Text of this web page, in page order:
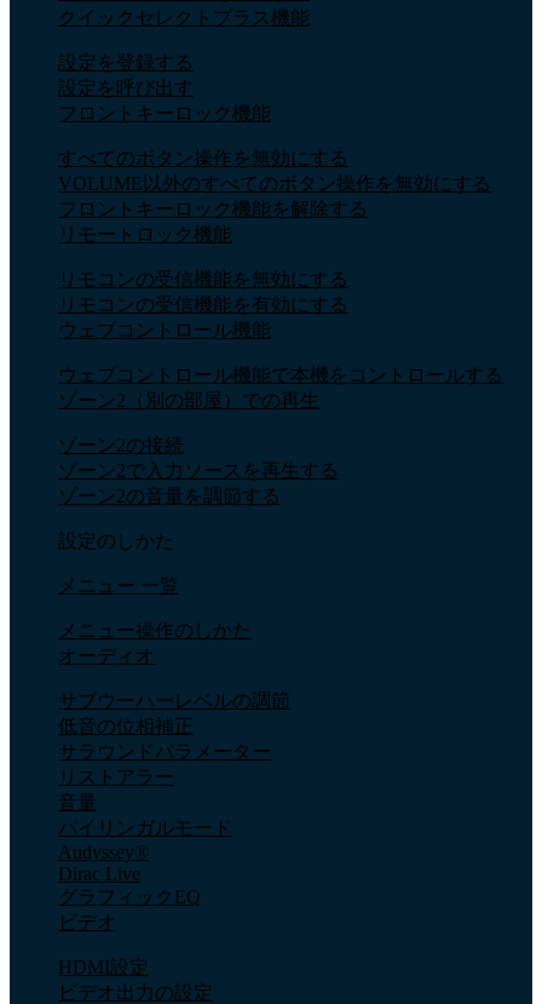
クイックセレクトプラス機能
設定を登録する
設定を呼び出す
フロントキーロック機能
すべてのボタン操作を無効にする
VOLUME以外のすべてのボタン操作を無効にする
フロントキーロック機能を解除する
リモートロック機能
リモコンの受信機能を無効にする
リモコンの受信機能を有効にする
ウェブコントロール機能
ウェブコントロール機能で本機をコントロールする
ゾーン2（別の部屋）での再生
ゾーン2の接続
ゾーン2で入力ソースを再生する
ゾーン2の音量を調節する
設定のしかた
メニュー 一覧
メニュー操作のしかた
オーディオ
サブウーハーレベルの調節
低音の位相補正
サラウンドパラメーター
リストアラー
音量
バイリンガルモード
Audyssey®
Dirac Live
グラフィックEQ
ビデオ
HDMI設定
ビデオ出力の設定